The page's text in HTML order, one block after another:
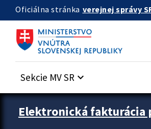
Preskocit na hlavný obsah
Oficiálna stránka verejnej správy
Sekcie MV SR keyboard_arrow_down
Zastavit automatický posun upútavok
Elektronická fakturácia